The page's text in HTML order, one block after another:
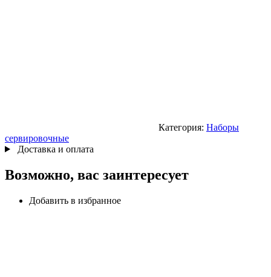
Категория: Наборы
сервировочные
Доставка и оплата
Возможно, вас заинтересует
Добавить в избранное